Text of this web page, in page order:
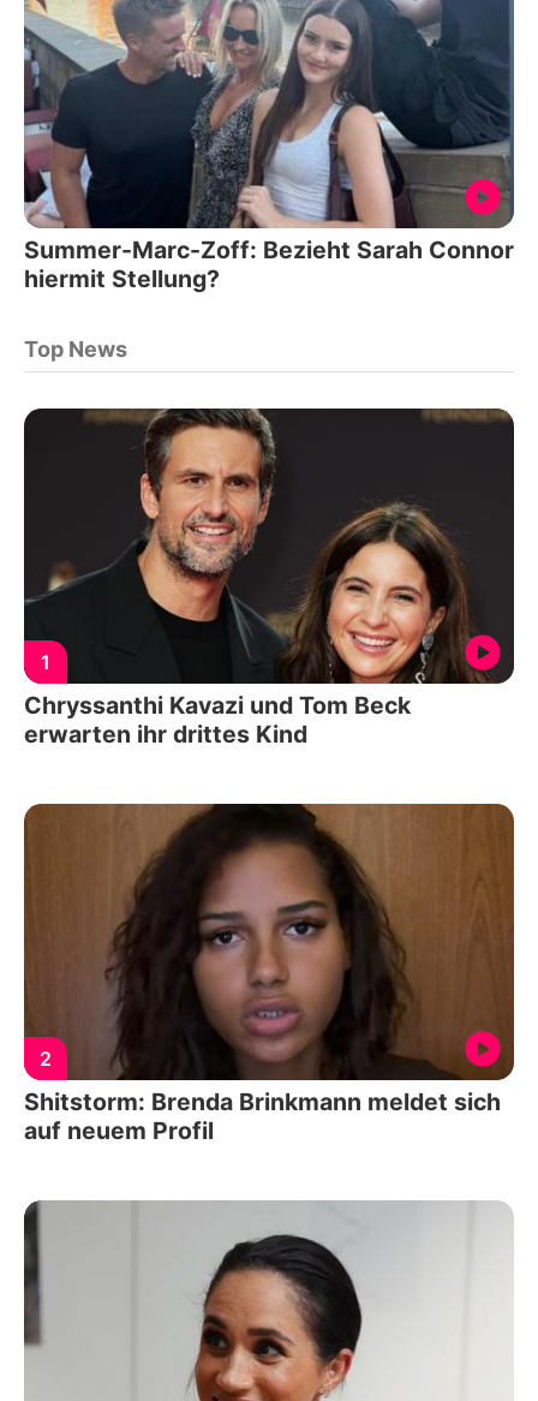
Summer-Marc-Zoff: Bezieht Sarah Connor
hiermit Stellung?
Top News
1
Chryssanthi Kavazi und Tom Beck
erwarten ihr drittes Kind
2
Shitstorm: Brenda Brinkmann meldet sich
auf neuem Profil